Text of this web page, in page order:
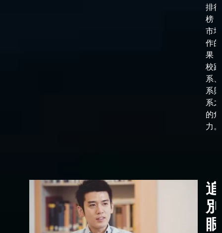
排行
榜
市
作
果
校跟
系
系
系
的角
力